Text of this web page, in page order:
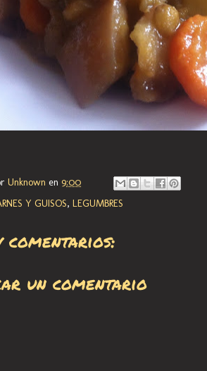
Unknown en 9:00
Y GUISOS, LEGUMBRES
comentarios:
un comentario